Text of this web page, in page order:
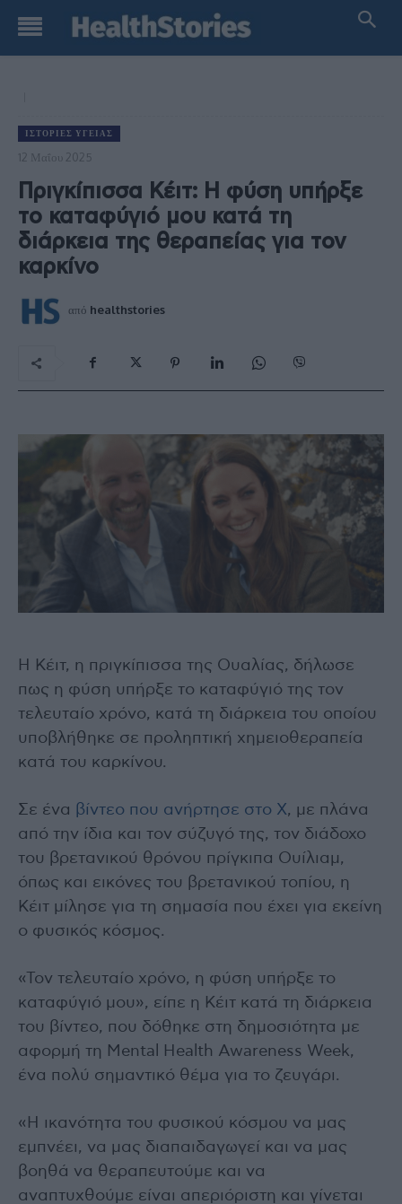
ΙΣΤΟΡΊΕΣ ΥΓΕΊΑΣ
12 Μαΐου 2025
Πριγκίπισσα Κέιτ: Η φύση υπήρξε
το καταφύγιό μου κατά τη
διάρκεια της θεραπείας για τον
καρκίνο
από healthstories
Η Κέιτ, η πριγκίπισσα της Ουαλίας, δήλωσε
πως η φύση υπήρξε το καταφύγιό της τον
τελευταίο χρόνο, κατά τη διάρκεια του οποίου
υποβλήθηκε σε προληπτική χημειοθεραπεία
κατά του καρκίνου.
Σε ένα βίντεο που ανήρτησε στο Χ, με πλάνα
από την ίδια και τον σύζυγό της, τον διάδοχο
του βρετανικού θρόνου πρίγκιπα Ουίλιαμ,
όπως και εικόνες του βρετανικού τοπίου, η
Κέιτ μίλησε για τη σημασία που έχει για εκείνη
ο φυσικός κόσμος.
«Τον τελευταίο χρόνο, η φύση υπήρξε το
καταφύγιό μου», είπε η Κέιτ κατά τη διάρκεια
του βίντεο, που δόθηκε στη δημοσιότητα με
αφορμή τη Mental Health Awareness Week,
ένα πολύ σημαντικό θέμα για το ζευγάρι.
«Η ικανότητα του φυσικού κόσμου να μας
εμπνέει, να μας διαπαιδαγωγεί και να μας
βοηθά να θεραπευτούμε και να
αναπτυχθούμε είναι απεριόριστη και γίνεται